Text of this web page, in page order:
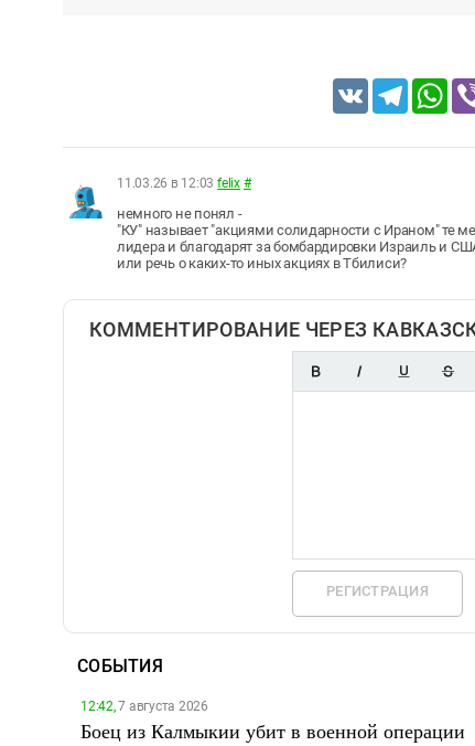
VK Telegram
11.03.26 в 12:03 felix #
немного не понял -
"КУ" называет "акциями солидарности с Ираном" те
лидера и благодарят за бомбардировки Израиль и
или речь о каких-то иных акциях в Тбилиси?
КОММЕНТИРОВАНИЕ ЧЕРЕЗ
РЕГИСТРАЦИЯ
СОБЫТИЯ
12:42,7 августа 2026
Боец из Калмыкии убит в военной операции